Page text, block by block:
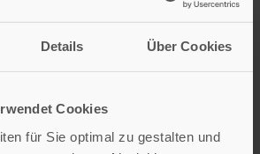
Details Über Cookies
Cookies
für Sie optimal zu gestalten und